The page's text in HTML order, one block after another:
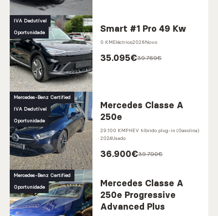
IVA Dedutível
Oportunidade
Smart #1 Pro 49 Kw
0 KMEléctrico2026Novo
39.769€
35.095€
Mercedes-Benz Certified
IVA Dedutível
Oportunidade
Mercedes Classe A
250e
29.100 KMPHEV híbrido plug-in (Gasolina)
2024Usado
39.790€
36.900€
Mercedes-Benz Certified
Oportunidade
Mercedes Classe A
250e Progressive
Advanced Plus